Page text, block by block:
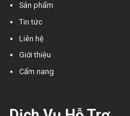
Sản phẩm
Tin tức
Liên hệ
Giới thiệu
Cẩm nang